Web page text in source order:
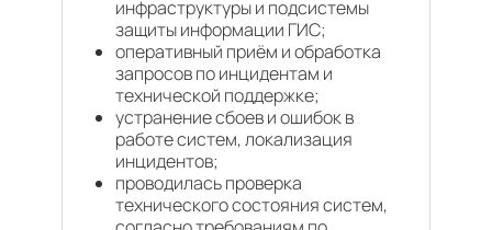
инфраструктуры и подсистемы
защиты информации ГИС;
оперативный приём и обработка
запросов по инцидентам и
технической поддержке;
устранение сбоев и ошибок в
работе систем, локализация
инцидентов;
проводилась проверка
технического состояния систем,